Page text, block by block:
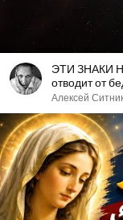
ЭТИ ЗНАКИ
отводит от
Алексей